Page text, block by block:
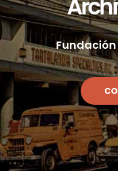
Fundación